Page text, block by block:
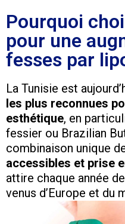
Pourquoi
pour une
fesses par
La Tunisie est
les plus reconnues
esthétique, en
fessier ou Brazilian
combinaison unique
accessibles et prise
attire chaque année
venus d’Europe et du